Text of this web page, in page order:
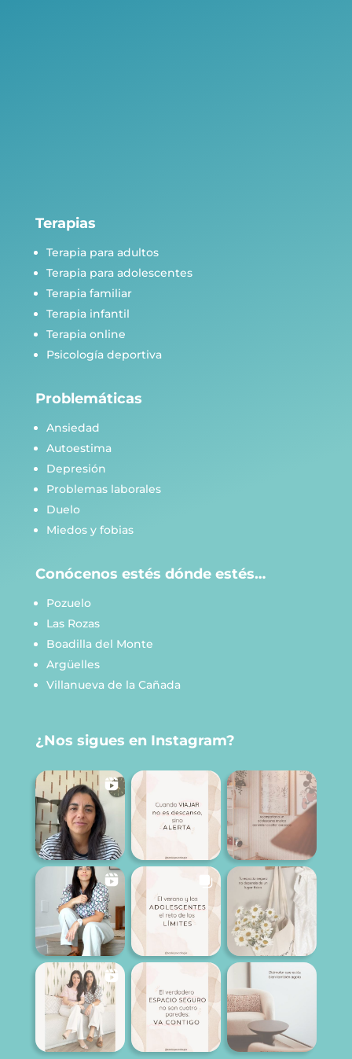
Terapias
Terapia para adultos
Terapia para adolescentes
Terapia familiar
Terapia infantil
Terapia online
Psicología deportiva
Problemáticas
Ansiedad
Autoestima
Depresión
Problemas laborales
Duelo
Miedos y fobias
Conócenos estés dónde estés…
Pozuelo
Las Rozas
Boadilla del Monte
Argüelles
Villanueva de la Cañada
¿Nos sigues en Instagram?